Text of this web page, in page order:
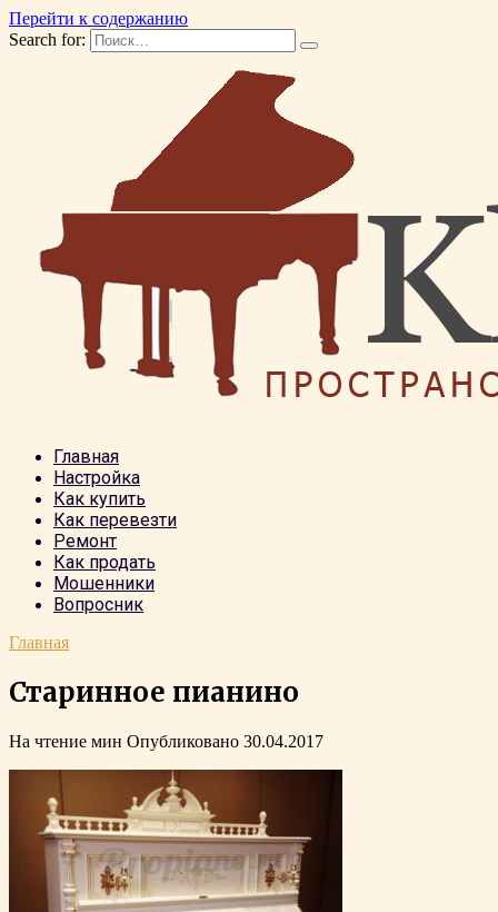
Перейти к содержанию
Search for:
Главная
Настройка
Как купить
Как перевезти
Ремонт
Как продать
Мошенники
Вопросник
Главная
Старинное пианино
На чтение мин Опубликовано 30.04.2017